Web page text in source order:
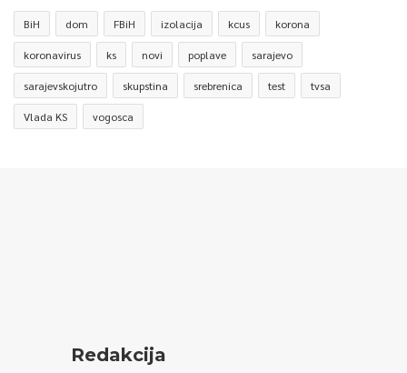
BiH dom FBiH izolacija kcus korona
koronavirus ks novi poplave sarajevo
sarajevskojutro skupstina srebrenica test tvsa
Vlada KS vogosca
Redakcija